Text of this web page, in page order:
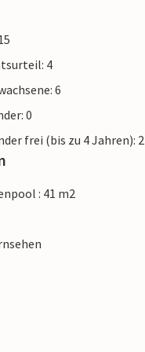
4
6
0
frei (bis zu 4 Jahren): 2
: 41 m2